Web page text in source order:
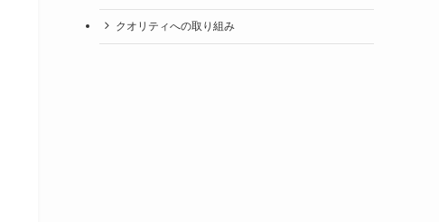
クオリティへの取り組み